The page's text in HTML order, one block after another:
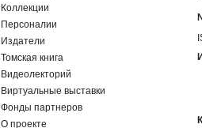
Коллекции
Персоналии
Издатели
Томская книга
Видеолекторий
Виртуальные выставки
Фонды партнеров
О проекте